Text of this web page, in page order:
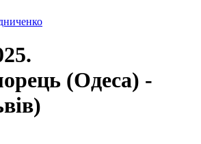
(Одеса) -